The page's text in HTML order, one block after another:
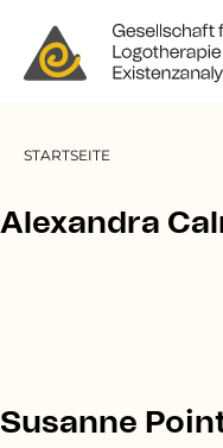
STARTSEITE
Alexandra
Susanne